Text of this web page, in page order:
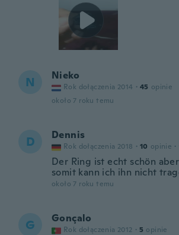
N Nieko
Rok dołączenia 2014 · 45 opinie
około 7 roku temu
D Dennis
Rok dołączenia 2018 · 10 opinie ·
Der Ring ist echt schön
somit kann ich ihn nicht
około 7 roku temu
G Gonçalo
Rok dołączenia 2012 · 5 opinie